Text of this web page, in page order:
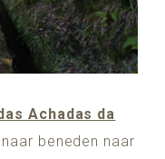
Achadas da
beneden naar